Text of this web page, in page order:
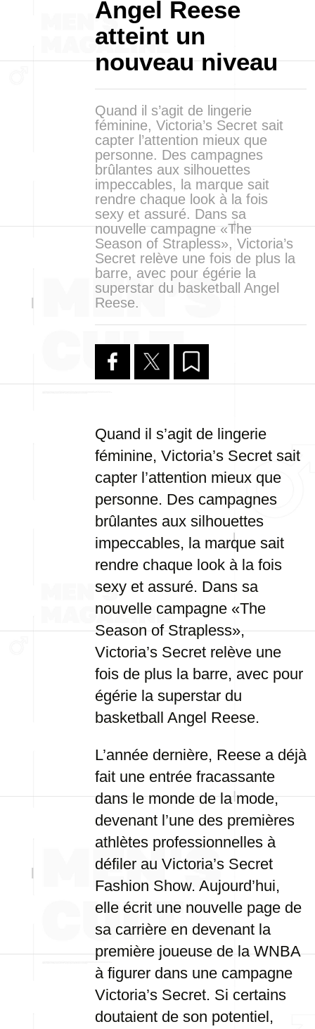
Angel Reese
atteint un
nouveau niveau
Quand il s’agit de lingerie
féminine, Victoria’s Secret sait
capter l’attention mieux que
personne. Des campagnes
brûlantes aux silhouettes
impeccables, la marque sait
rendre chaque look à la fois
sexy et assuré. Dans sa
nouvelle campagne «The
Season of Strapless», Victoria’s
Secret relève une fois de plus la
barre, avec pour égérie la
superstar du basketball Angel
Reese.
Quand il s’agit de lingerie
féminine, Victoria’s Secret sait
capter l’attention mieux que
personne. Des campagnes
brûlantes aux silhouettes
impeccables, la marque sait
rendre chaque look à la fois
sexy et assuré. Dans sa
nouvelle campagne «The
Season of Strapless»,
Victoria’s Secret relève une
fois de plus la barre, avec pour
égérie la superstar du
basketball Angel Reese.
L’année dernière, Reese a déjà
fait une entrée fracassante
dans le monde de la mode,
devenant l’une des premières
athlètes professionnelles à
défiler au Victoria’s Secret
Fashion Show. Aujourd’hui,
elle écrit une nouvelle page de
sa carrière en devenant la
première joueuse de la WNBA
à figurer dans une campagne
Victoria’s Secret. Si certains
doutaient de son potentiel,